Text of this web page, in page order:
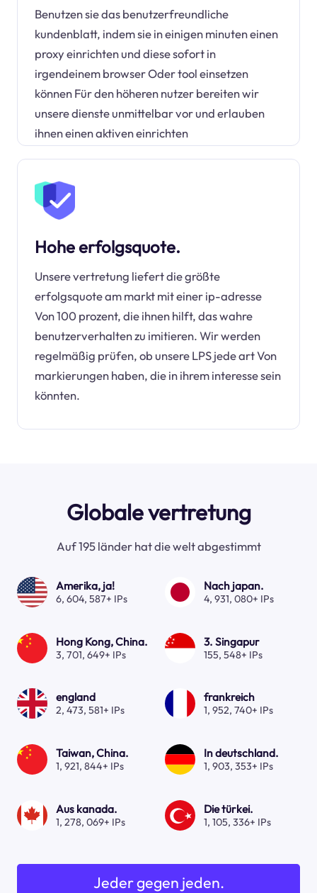
Benutzen sie das benutzerfreundliche
kundenblatt, indem sie in einigen minuten einen
proxy einrichten und diese sofort in
irgendeinem browser Oder tool einsetzen
können Für den höheren nutzer bereiten wir
unsere dienste unmittelbar vor und erlauben
ihnen einen aktiven einrichten
Hohe erfolgsquote.
Unsere vertretung liefert die größte
erfolgsquote am markt mit einer ip-adresse
Von 100 prozent, die ihnen hilft, das wahre
benutzerverhalten zu imitieren. Wir werden
regelmäßig prüfen, ob unsere LPS jede art Von
markierungen haben, die in ihrem interesse sein
könnten.
Globale vertretung
Auf 195 länder hat die welt abgestimmt
Amerika, ja!
6, 604, 587+ IPs
Nach japan.
4, 931, 080+ IPs
Hong Kong, China.
3, 701, 649+ IPs
3. Singapur
155, 548+ IPs
england
2, 473, 581+ IPs
frankreich
1, 952, 740+ IPs
Taiwan, China.
1, 921, 844+ IPs
In deutschland.
1, 903, 353+ IPs
Aus kanada.
1, 278, 069+ IPs
Die türkei.
1, 105, 336+ IPs
Jeder gegen jeden.